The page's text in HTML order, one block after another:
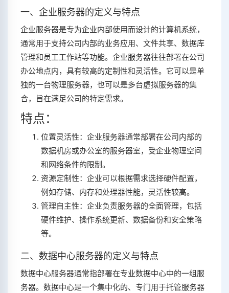
一、企业服务器的定义与特点
企业服务器是专为企业内部使用而设计的计算机系统，
通常用于支持公司内部的业务应用、文件共享、数据库
管理和员工工作站等功能。企业服务器往往部署在公司
办公地点内，具有较高的定制性和灵活性。它可以是单
独的一台物理服务器，也可以是多台虚拟服务器的集
合，旨在满足公司的特定需求。
特点：
位置灵活性：企业服务器通常部署在公司内部的
数据机房或办公室的服务器室，受企业物理空间
和网络条件的限制。
资源定制性：企业可以根据需求选择硬件配置，
例如存储、内存和处理器性能，灵活性较高。
管理自主性：企业负责服务器的全面管理，包括
硬件维护、操作系统更新、数据备份和安全策略
等。
二、数据中心服务器的定义与特点
数据中心服务器通常指部署在专业数据中心中的一组服
务器。数据中心是一个集中化的、专门用于托管服务器